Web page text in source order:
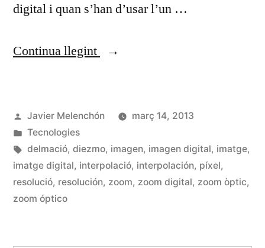
digital i quan s’han d’usar l’un …
Continua llegint
«Zoom
Zoom
digital»
Publicat
per
Javier Melenchón
març 14, 2013
Publicat
en
Tecnologies
Etiquetes:
delmació, diezmo, imagen, imagen digital, imatge,
imatge digital, interpolació, interpolación, píxel,
resolució, resolución, zoom, zoom digital, zoom òptic,
zoom óptico